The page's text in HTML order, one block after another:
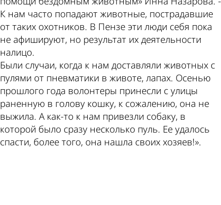
К нам часто попадают животные, пострадавшие
от таких охотников. В Пензе эти люди себя пока
не афишируют, но результат их деятельности
налицо.
Были случаи, когда к нам доставляли животных с
пулями от пневматики в животе, лапах. Осенью
прошлого года волонтеры принесли с улицы
раненную в голову кошку, к сожалению, она не
выжила. А как-то к нам привезли собаку, в
которой было сразу несколько пуль. Ее удалось
спасти, более того, она нашла своих хозяев!».